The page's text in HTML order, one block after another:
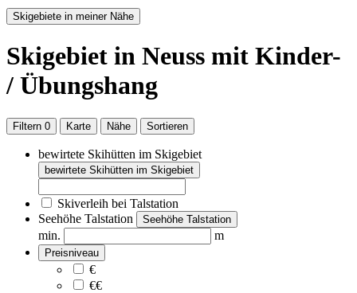
Skigebiete in meiner Nähe
Skigebiet in Neuss mit Kinder-
/ Übungshang
Filtern 0 Karte Nähe Sortieren
bewirtete Skihütten im Skigebiet
bewirtete Skihütten im Skigebiet
Skiverleih bei Talstation
Seehöhe Talstation
Seehöhe Talstation
min. m
Preisniveau
€
€€